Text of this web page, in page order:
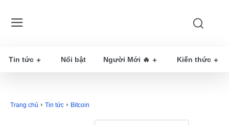
Tin tức Nổi bật Người Mới 🔥 Kiến thức
Trang chủ Tin tức Bitcoin